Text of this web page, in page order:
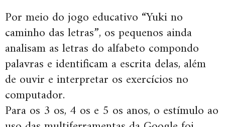
Por meio do jogo educativo “Yuki no
caminho das letras”, os pequenos ainda
analisam as letras do alfabeto compondo
palavras e identificam a escrita delas, além
de ouvir e interpretar os exercícios no
computador.
Para os 3 os, 4 os e 5 os anos, o estímulo ao